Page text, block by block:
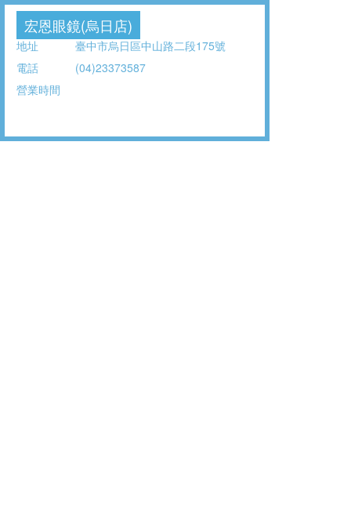
宏恩眼鏡(烏日店)
地址
臺中市烏日區中山路二段175號
電話
(04)23373587
營業時間